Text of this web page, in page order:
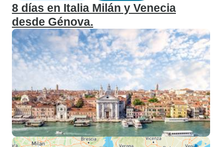
8 días en Italia Milán y Venecia
desde Génova.